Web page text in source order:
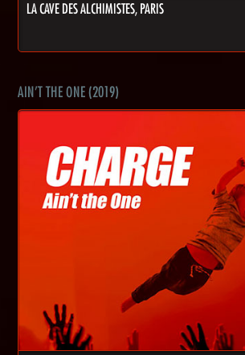
LA CAVE DES ALCHIMISTES, PARIS
AIN'T THE ONE (2019)